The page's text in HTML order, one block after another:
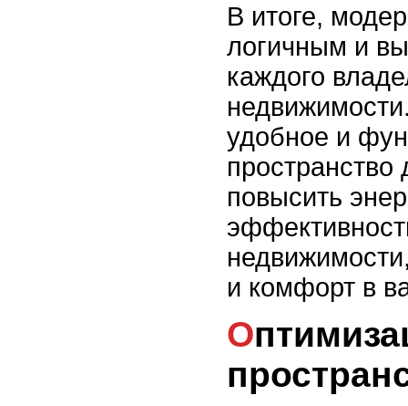
В итоге,
логичным и
каждого
удобное и
повысить
и комфорт в
Оптимизация рабочего